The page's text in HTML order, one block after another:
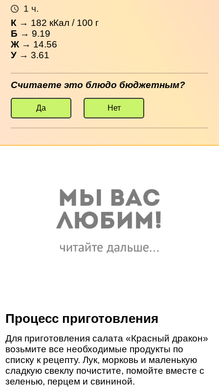
1 ч.
К → 182 кКал / 100 г
Б → 9.19
Ж → 14.56
У → 3.61
Считаете это блюдо бюджетным?
Да Нет
Процесс приготовления
Для приготовления салата «Красный дракон»
возьмите все необходимые продукты по
списку к рецепту. Лук, морковь и маленькую
сладкую свеклу почистите, помойте вместе с
зеленью, перцем и свининой.